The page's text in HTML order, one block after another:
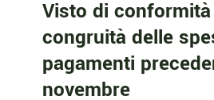
Visto di
congruità delle
pagamenti
novembre